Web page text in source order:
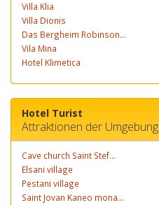
Villa Klia
Villa Dionis
Das Bergheim Robinson...
Vila Mina
Hotel Klimetica
Hotel Turist
Attraktionen der Umgebung
Cave church Saint Stef...
Elsani village
Pestani village
Saint Jovan Kaneo mona...